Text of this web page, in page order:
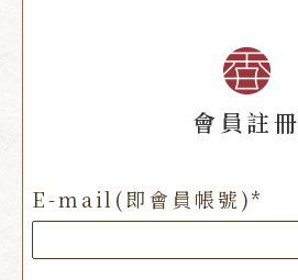
會員註冊
E-mail(即會員帳號)*